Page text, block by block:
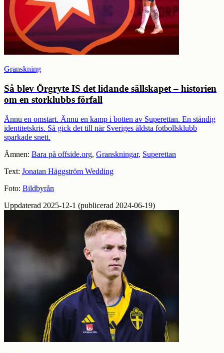
Granskning
Så blev Örgryte IS det lidande sällskapet – historien
om en storklubbs förfall
Ännu en omstart. Ännu en kamp i botten av Superettan. En ständig
identitetskris. Så gick det till när Sveriges äldsta fotbollsklubb
sparkade snett.
Ämnen: Bara på offside.org, Granskningar, Superettan
Text: Jonatan Häggström Wedding
Foto: Bildbyrån
Uppdaterad 2025-12-1 (publicerad 2024-06-19)